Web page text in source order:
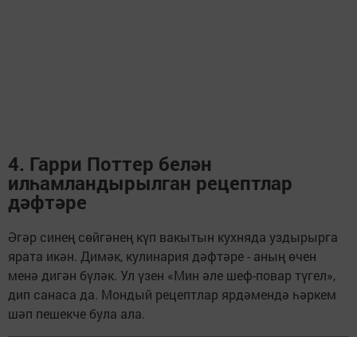
4. Гарри Поттер белән
илһамландырылган рецептлар
дәфтәре
Әгәр синең сөйгәнең күп вакытын кухняда уздырырга
ярата икән. Димәк, кулинария дәфтәре - аның өчен
менә дигән бүләк. Ул үзен «Мин әле шеф-повар түгел»,
дип санаса да. Мондый рецептлар ярдәмендә һәркем
шәп пешекче була ала.